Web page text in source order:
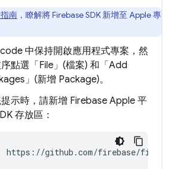
南 ，瞭解將 Firebase SDK 新增至 Apple 專
中保持開啟應用程式專案，然
點選「File」(檔案) 和「Add
」(新增 Package)。
示時，請新增 Firebase Apple 平
存放區：
https://github.com/firebase/firebase-